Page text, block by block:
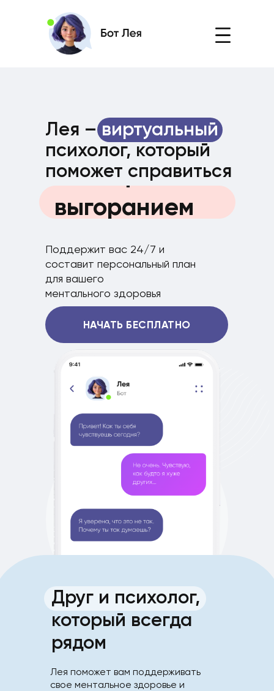
Лея –виртуальный
психолог, который
поможет справиться
c
Поддержит вас 24/7 и
составит персональный план
для вашего
ментального здоровья
НАЧАТЬ БЕСПЛАТНО
c эмоциями
выгоранием
стрессом
расставанием
сложностями
Друг и психолог,
который всегда
рядом
Лея поможет вам поддерживать
свое ментальное здоровье и